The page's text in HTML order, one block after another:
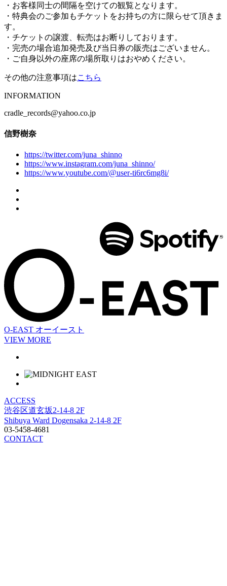
・お客様同士の間隔を空けての観覧となります。
・特典会のご参加もチケットをお持ちの方に限らせて頂きま
す。
・チケットの譲渡、転売はお断りしております。
・完売の場合追加発売及び当日券の販売はございません。
・ご自身以外の座席の場所取りはおやめください。
その他の注意事項はこちら
INFORMATION
cradle_records@yahoo.co.jp
信野樹奈
https://twitter.com/juna_shinno
https://www.instagram.com/juna_shinno/
https://www.youtube.com/@user-ti6rc6mg8i/
O-EAST オーイースト
VIEW MORE
ACCESS
渋谷区道玄坂2-14-8 2F
Shibuya Ward Dogensaka 2-14-8 2F
03-5458-4681
CONTACT